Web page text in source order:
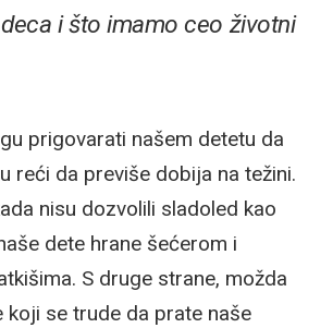
i što imamo ceo životni
prigovarati našem detetu da
reći da previše dobija na težini.
nisu dozvolili sladoled kao
dete hrane šećerom i
S druge strane, možda
koji se trude da prate naše